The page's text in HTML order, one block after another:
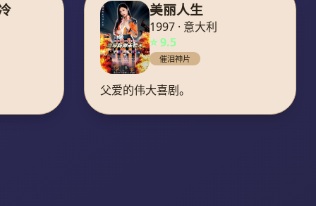
美丽人生
1997 · 意大利
⭐ 9.5
催泪神片
父爱的伟大喜剧。